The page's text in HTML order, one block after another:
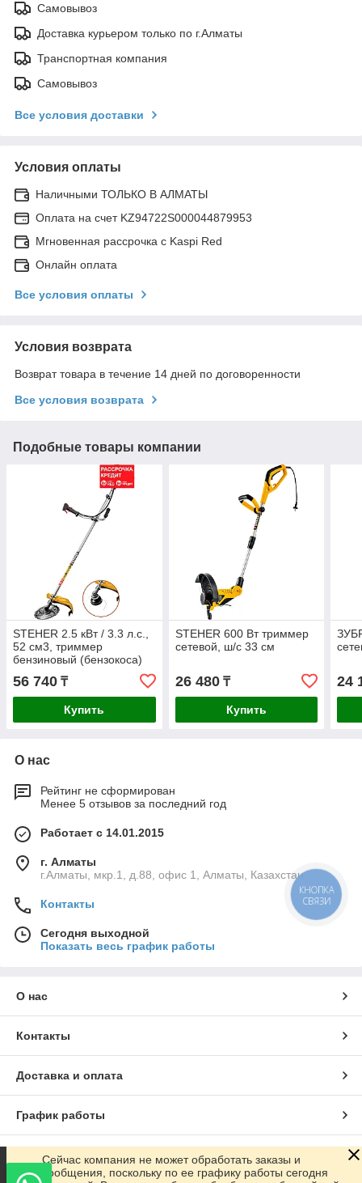
Самовывоз
Доставка курьером только по г.Алматы
Транспортная компания
Самовывоз
Все условия доставки
Условия оплаты
Наличными ТОЛЬКО В АЛМАТЫ
Оплата на счет KZ94722S000044879953
Мгновенная рассрочка с Kaspi Red
Онлайн оплата
Все условия оплаты
Условия возврата
Возврат товара в течение 14 дней по договоренности
Все условия возврата
Подобные товары компании
STEHER 2.5 кВт / 3.3 л.с.,
52 см3, триммер
бензиновый (бензокоса)
56 740 ₸
Купить
STEHER 600 Вт триммер
сетевой, ш/с 33 см
26 480₸
Купить
24
О нас
Рейтинг не сформирован
Менее 5 отзывов за последний год
Работает с 14.01.2015
г. Алматы
г.Алматы, мкр.1, д.88, офис 1, Алматы, Казахстан
Контакты
Сегодня выходной
Показать весь график работы
О нас
Контакты
Доставка и оплата
График работы
Полная версия сайта
Сейчас компания не может обработать заказы и
сообщения, поскольку по ее графику работы сегодня
КНОПКА
СВЯЗИ